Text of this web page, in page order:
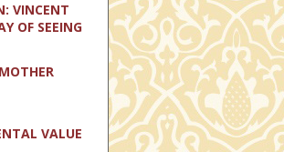
VINCENT
OF SEEING
VALUE